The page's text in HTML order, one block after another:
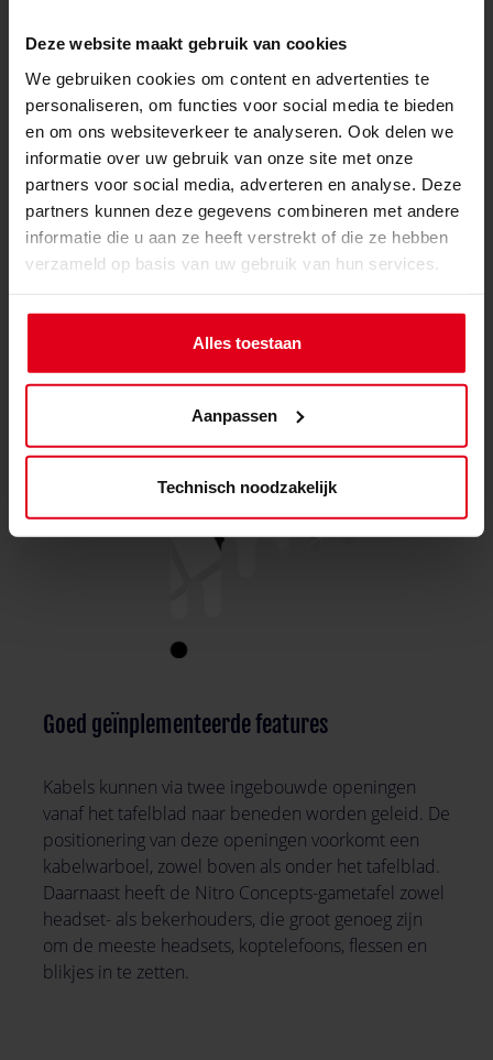
Deze website maakt gebruik van cookies
We gebruiken cookies om content en advertenties te
personaliseren, om functies voor social media te bieden
en om ons websiteverkeer te analyseren. Ook delen we
informatie over uw gebruik van onze site met onze
partners voor social media, adverteren en analyse. Deze
partners kunnen deze gegevens combineren met andere
informatie die u aan ze heeft verstrekt of die ze hebben
verzameld op basis van uw gebruik van hun services.
Alles toestaan
Aanpassen
Technisch noodzakelijk
Design, ergonomie en hoog comfort! Deze
speeltafel is gemaakt in de onmiskenbare Nitro
Concepts stijl met haar karakteristieke kleuren. Het
zwart-rode kleurenprofiel is de perfecte aanvulling
op elke gaming-setup en een herkenbare
blikvanger.
Goed geïnplementeerde features
Kabels kunnen via twee ingebouwde openingen
vanaf het tafelblad naar beneden worden geleid. De
positionering van deze openingen voorkomt een
kabelwarboel, zowel boven als onder het tafelblad.
Daarnaast heeft de Nitro Concepts-gametafel zowel
headset- als bekerhouders, die groot genoeg zijn
om de meeste headsets, koptelefoons, flessen en
blikjes in te zetten.